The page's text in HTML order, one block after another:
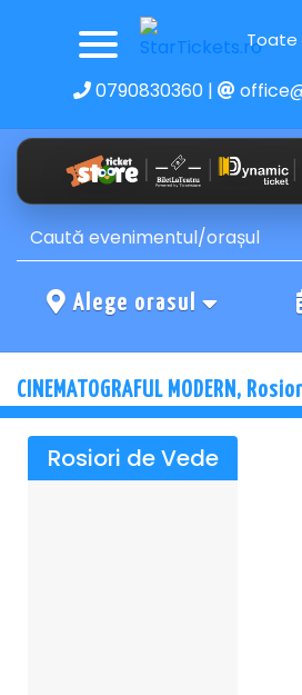
Toate
0790830360|
Alege orasul
CINEMATOGRAFUL MODERN,
Rosiori de Vede